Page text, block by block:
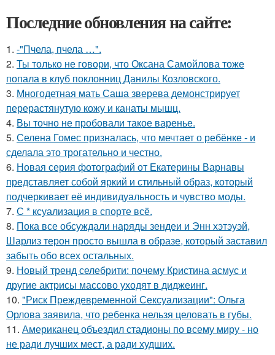
Последние обновления на сайте:
1. -"Пчела, пчела …".
2. Ты только не говори, что Оксана Самойлова тоже
попала в клуб поклонниц Данилы Козловского.
3. Многодетная мать Саша зверева демонстрирует
перерастянутую кожу и канаты мышц.
4. Вы точно не пробовали такое варенье.
5. Селена Гомес призналась, что мечтает о ребёнке - и
сделала это трогательно и честно.
6. Новая серия фотографий от Екатерины Варнавы
представляет собой яркий и стильный образ, который
подчеркивает её индивидуальность и чувство моды.
7. С * ксуализация в спорте всё.
8. Пока все обсуждали наряды зендеи и Энн хэтэуэй,
Шарлиз терон просто вышла в образе, который заставил
забыть обо всех остальных.
9. Новый тренд селебрити: почему Кристина асмус и
другие актрисы массово уходят в диджеинг.
10. "Риск Преждевременной Сексуализации": Ольга
Орлова заявила, что ребенка нельзя целовать в губы.
11. Американец объездил стадионы по всему миру - но
не ради лучших мест, а ради худших.